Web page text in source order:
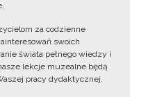
za codzienne
swoich
świata pełnego wiedzy i
lekcje muzealne będą
pracy dydaktycznej.